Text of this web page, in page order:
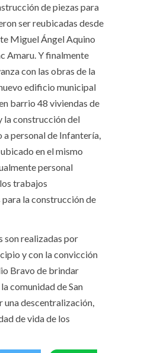
de piezas para
ser reubicadas desde
Miguel Ángel Aquino
Amaru. Y finalmente
con las obras de la
edificio municipal
barrio 48 viviendas de
la construcción del
personal de Infantería,
en el mismo
personal
trabajos
la construcción de
son realizadas por
y con la convicción
Bravo de brindar
comunidad de San
una descentralización,
de vida de los